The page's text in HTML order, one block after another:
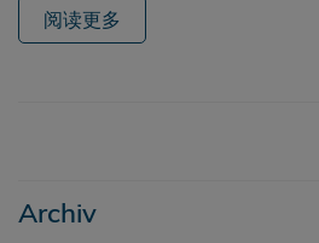
阅读更多
Archiv